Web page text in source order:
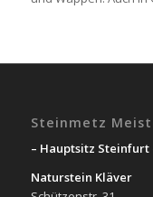
Steinmetz
– Hauptsitz Steinfurt
Naturstein Kläver